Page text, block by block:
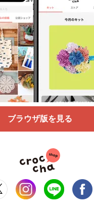
ブラウザ版を見る